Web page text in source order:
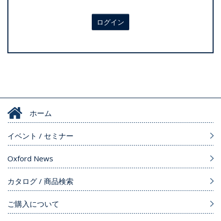
ログイン
ホーム
イベント / セミナー
Oxford News
カタログ / 商品検索
ご購入について